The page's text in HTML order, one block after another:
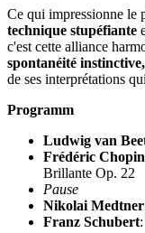
Ce qui impressionne le
technique stupéfiante
c'est cette alliance
spontanéité instinctive,
de ses interprétations
Programm
Ludwig van
Frédéric Chopin
Brillante Op. 22
Pause
Nikolai Medtner
Franz Schubert